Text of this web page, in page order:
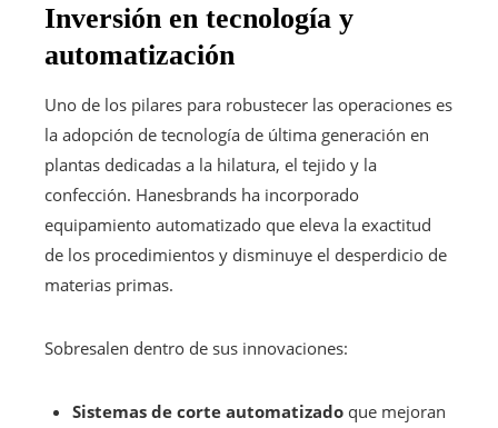
Inversión en tecnología y
automatización
Uno de los pilares para robustecer las operaciones es
la adopción de tecnología de última generación en
plantas dedicadas a la hilatura, el tejido y la
confección. Hanesbrands ha incorporado
equipamiento automatizado que eleva la exactitud
de los procedimientos y disminuye el desperdicio de
materias primas.
Sobresalen dentro de sus innovaciones:
Sistemas de corte automatizado que mejoran